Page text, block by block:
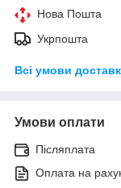
Нова Пошта
Укрпошта
Всі умови
Умови оплати
Післяплата
Оплата на